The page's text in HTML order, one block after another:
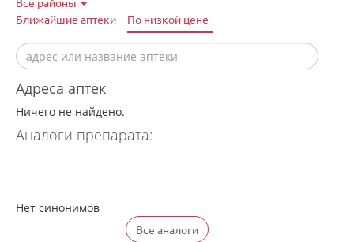
Ближайшие аптеки
По низкой цене
Адреса аптек
Ничего не найдено.
Аналоги препарата:
Нет синонимов
Все аналоги